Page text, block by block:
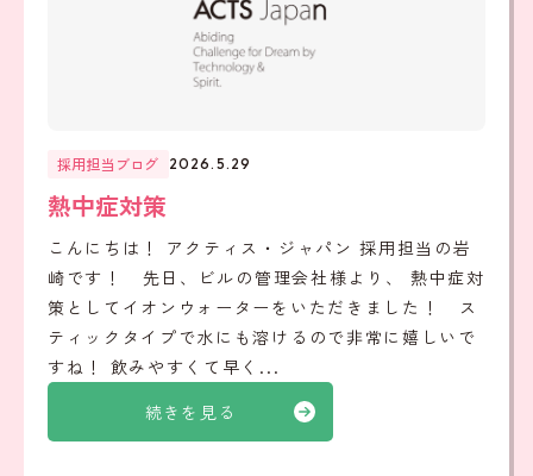
続きを見る
採用担当ブログ 2026.5.29
熱中症対策
こんにちは！ アクティス・ジャパン 採用担当の岩
崎です！ 先日、ビルの管理会社様より、 熱中症対
策としてイオンウォーターをいただきました！ ス
ティックタイプで水にも溶けるので非常に嬉しいで
すね！ 飲みやすくて早く...